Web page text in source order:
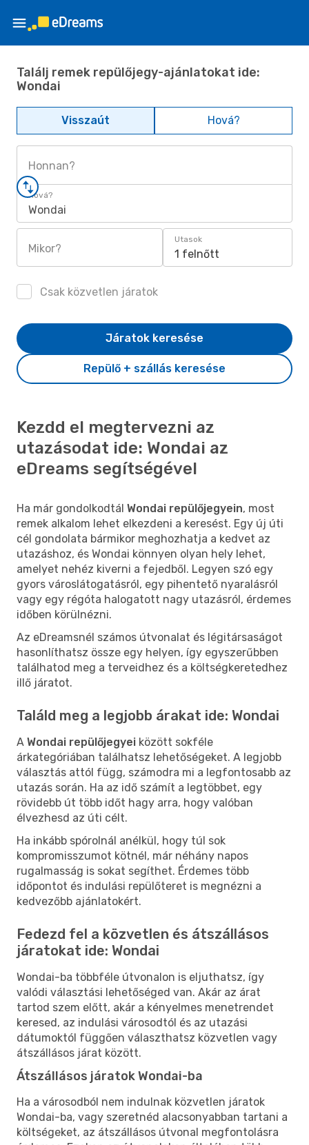
Találj remek repülőjegy-ajánlatokat ide:
Wondai
Visszaút Hová?
Honnan?
Hová?
Wondai
Mikor?
Utasok
1 felnőtt
Csak közvetlen járatok
Repülő + szállás keresése
Járatok keresése
Kezdd el megtervezni az
utazásodat ide: Wondai az
eDreams segítségével
Ha már gondolkodtál Wondai repülőjegyein, most
remek alkalom lehet elkezdeni a keresést. Egy új úti
cél gondolata bármikor meghozhatja a kedvet az
utazáshoz, és Wondai könnyen olyan hely lehet,
amelyet nehéz kiverni a fejedből. Legyen szó egy
gyors városlátogatásról, egy pihentető nyaralásról
vagy egy régóta halogatott nagy utazásról, érdemes
időben körülnézni.
Az eDreamsnél számos útvonalat és légitársaságot
hasonlíthatsz össze egy helyen, így egyszerűbben
találhatod meg a terveidhez és a költségkeretedhez
illő járatot.
Találd meg a legjobb árakat ide: Wondai
A Wondai repülőjegyei között sokféle
árkategóriában találhatsz lehetőségeket. A legjobb
választás attól függ, számodra mi a legfontosabb az
utazás során. Ha az idő számít a legtöbbet, egy
rövidebb út több időt hagy arra, hogy valóban
élvezhesd az úti célt.
Ha inkább spórolnál anélkül, hogy túl sok
kompromisszumot kötnél, már néhány napos
rugalmasság is sokat segíthet. Érdemes több
időpontot és indulási repülőteret is megnézni a
kedvezőbb ajánlatokért.
Fedezd fel a közvetlen és átszállásos
járatokat ide: Wondai
Wondai-ba többféle útvonalon is eljuthatsz, így
valódi választási lehetőséged van. Akár az árat
tartod szem előtt, akár a kényelmes menetrendet
keresed, az indulási városodtól és az utazási
dátumoktól függően választhatsz közvetlen vagy
átszállásos járat között.
Átszállásos járatok Wondai-ba
Ha a városodból nem indulnak közvetlen járatok
Wondai-ba, vagy szeretnéd alacsonyabban tartani a
költségeket, az átszállásos útvonal megfontolásra